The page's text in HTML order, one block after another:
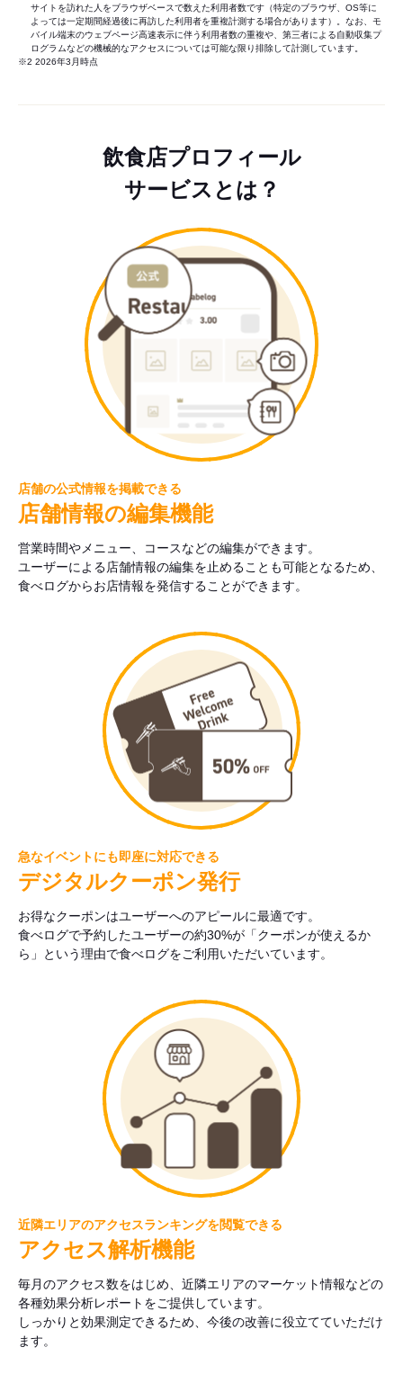
サイトを訪れた人をブラウザベースで数えた利用者数です（特定のブラウザ、OS等に
よっては一定期間経過後に再訪した利用者を重複計測する場合があります）。なお、モ
バイル端末のウェブページ高速表示に伴う利用者数の重複や、第三者による自動収集プ
ログラムなどの機械的なアクセスについては可能な限り排除して計測しています。
※2 2026年3月時点
飲食店プロフィール
サービスとは？
店舗の公式情報を掲載できる
店舗情報の編集機能
営業時間やメニュー、コースなどの編集ができます。
ユーザーによる店舗情報の編集を止めることも可能となるため、
食べログからお店情報を発信することができます。
急なイベントにも即座に対応できる
デジタルクーポン発行
お得なクーポンはユーザーへのアピールに最適です。
食べログで予約したユーザーの約30%が「クーポンが使えるか
ら」という理由で食べログをご利用いただいています。
近隣エリアのアクセスランキングを閲覧できる
アクセス解析機能
毎月のアクセス数をはじめ、近隣エリアのマーケット情報などの
各種効果分析レポートをご提供しています。
しっかりと効果測定できるため、今後の改善に役立てていただけ
ます。